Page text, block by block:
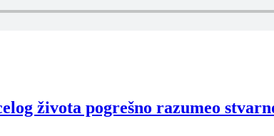
života pogrešno razumeo